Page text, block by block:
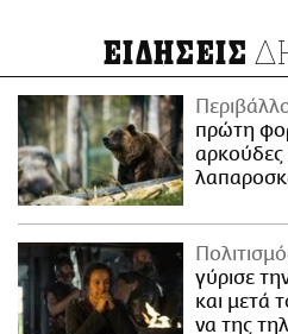
ΕΙΔΗΣΕΙΣ
πρώτη
γύρισε
και μετά
να της